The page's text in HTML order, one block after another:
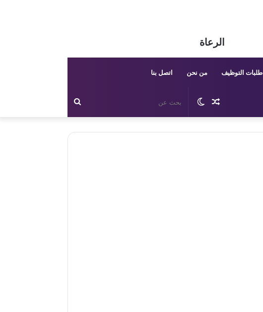
الرعاة
طلبات التوظيف من نحن اتصل بنا
بحث
عن
الوضع
المظلم
مقال
عشوائي